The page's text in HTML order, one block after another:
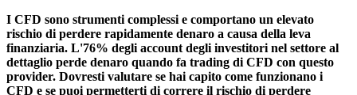
I CFD sono strumenti complessi e comportano un elevato
rischio di perdere rapidamente denaro a causa della leva
finanziaria. L'76% degli account degli investitori nel settore al
dettaglio perde denaro quando fa trading di CFD con questo
provider. Dovresti valutare se hai capito come funzionano i
CFD e se puoi permetterti di correre il rischio di perdere